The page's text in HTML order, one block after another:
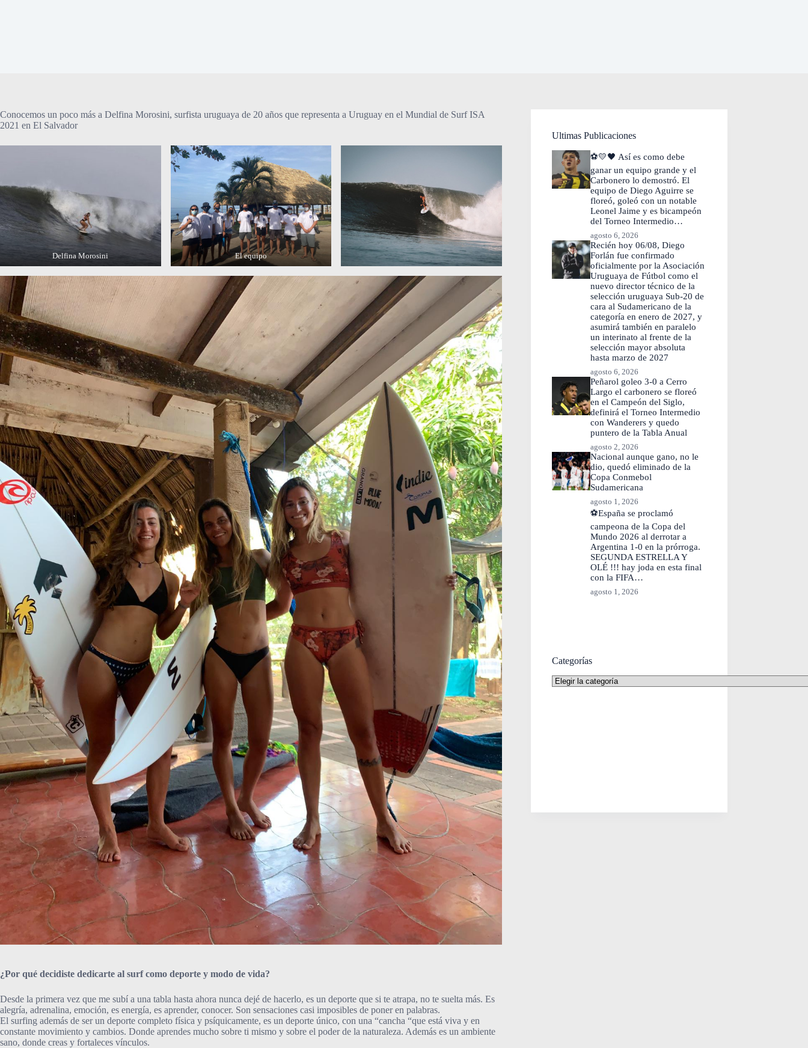
Conocemos un poco más a Delfina Morosini, surfista uruguaya de 20 años que representa a Uruguay en el Mundial de Surf ISA
2021 en El Salvador
Delfina Morosini El equipo
¿Por qué decidiste dedicarte al surf como deporte y modo de vida?
Desde la primera vez que me subí a una tabla hasta ahora nunca dejé de hacerlo, es un deporte que si te atrapa, no te suelta más. Es
alegría, adrenalina, emoción, es energía, es aprender, conocer. Son sensaciones casi imposibles de poner en palabras.
El surfing además de ser un deporte completo física y psíquicamente, es un deporte único, con una “cancha “que está viva y en
constante movimiento y cambios. Donde aprendes mucho sobre ti mismo y sobre el poder de la naturaleza. Además es un ambiente
sano, donde creas y fortaleces vínculos.
Ultimas Publicaciones
⚽💛🖤 Así es como debe
ganar un equipo grande y el
Carbonero lo demostró. El
equipo de Diego Aguirre se
floreó, goleó con un notable
Leonel Jaime y es bicampeón
del Torneo Intermedio…
agosto 6, 2026
Recién hoy 06/08, Diego
Forlán fue confirmado
oficialmente por la Asociación
Uruguaya de Fútbol como el
nuevo director técnico de la
selección uruguaya Sub-20 de
cara al Sudamericano de la
categoría en enero de 2027, y
asumirá también en paralelo
un interinato al frente de la
selección mayor absoluta
hasta marzo de 2027
agosto 6, 2026
Peñarol goleo 3-0 a Cerro
Largo el carbonero se floreó
en el Campeón del Siglo,
definirá el Torneo Intermedio
con Wanderers y quedo
puntero de la Tabla Anual
agosto 2, 2026
Nacional aunque gano, no le
dio, quedó eliminado de la
Copa Conmebol
Sudamericana
agosto 1, 2026
⚽España se proclamó
campeona de la Copa del
Mundo 2026 al derrotar a
Argentina 1-0 en la prórroga.
SEGUNDA ESTRELLA Y
OLÉ !!! hay joda en esta final
con la FIFA…
agosto 1, 2026
Categorías
Categorías